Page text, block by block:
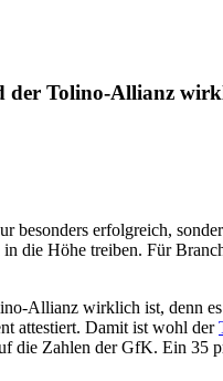
der Tolino-Allianz
besonders erfolgreich,
die Höhe treiben. Für
Allianz wirklich ist, denn
attestiert. Damit ist wohl der
die Zahlen der GfK. Ein